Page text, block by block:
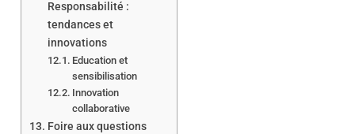
Responsabilité :
tendances et
innovations
Education et
sensibilisation
Innovation
collaborative
Foire aux questions